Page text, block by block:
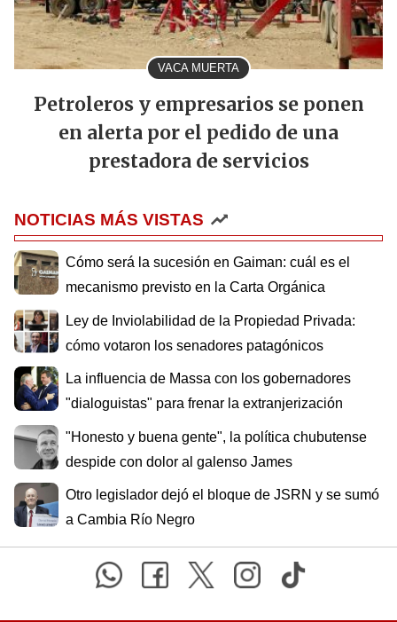
VACA MUERTA
Petroleros y empresarios se ponen
en alerta por el pedido de una
prestadora de servicios
NOTICIAS MÁS VISTAS
Cómo será la sucesión en Gaiman: cuál es el
mecanismo previsto en la Carta Orgánica
Ley de Inviolabilidad de la Propiedad Privada:
cómo votaron los senadores patagónicos
La influencia de Massa con los gobernadores
"dialoguistas" para frenar la extranjerización
"Honesto y buena gente", la política chubutense
despide con dolor al galenso James
Otro legislador dejó el bloque de JSRN y se sumó
a Cambia Río Negro